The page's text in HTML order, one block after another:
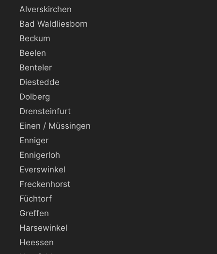
Alverskirchen
Bad Waldliesborn
Beckum
Beelen
Benteler
Diestedde
Dolberg
Drensteinfurt
Einen / Müssingen
Enniger
Ennigerloh
Everswinkel
Freckenhorst
Füchtorf
Greffen
Harsewinkel
Heessen